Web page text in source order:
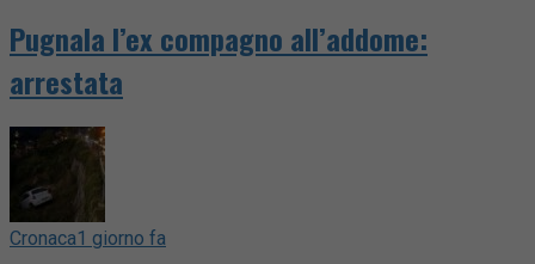
Pugnala l’ex compagno all’addome:
arrestata
Cronaca1 giorno fa